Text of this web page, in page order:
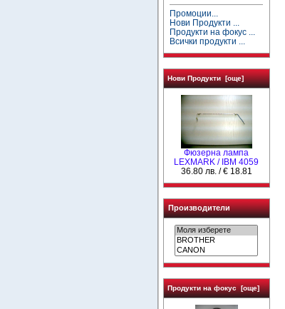
Промоции...
Нови Продукти ...
Продукти на фокус ...
Всички продукти ...
Нови Продукти [още]
Фюзерна лампа
LEXMARK / IBM 4059
36.80 лв. / € 18.81
Производители
Продукти на фокус [още]